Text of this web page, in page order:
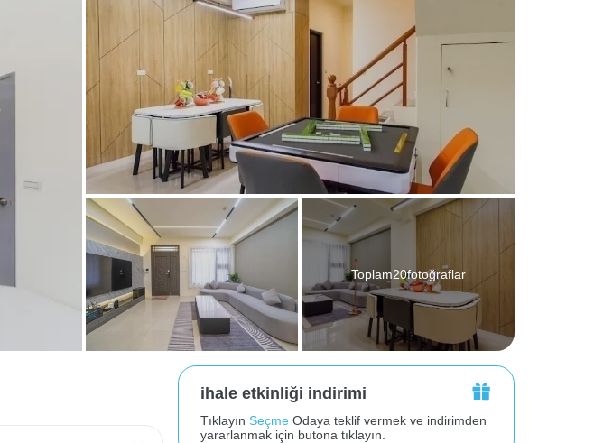
Toplam20fotoğraflar
ihale etkinliği indirimi
Tıklayın Seçme Odaya teklif vermek ve indirimden
yararlanmak için butona tıklayın.